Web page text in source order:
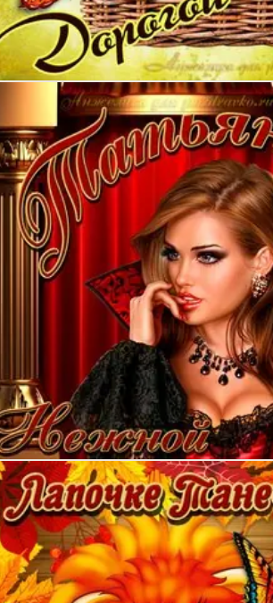
дорогой Татьяне в День
нежной Татьяне на День